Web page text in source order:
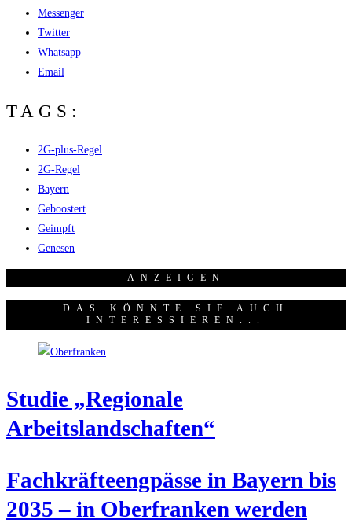
Messenger
Twitter
Whatsapp
Email
TAGS:
2G-plus-Regel
2G-Regel
Bayern
Geboostert
Geimpft
Genesen
ANZEI­GEN
DAS KÖNNTE SIE AUCH
INTERESSIEREN...
Stu­die „Regio­na­le
Arbeitslandschaften“
Fach­kräf­te­eng­päs­se in Bay­ern bis
2035 – in Ober­fran­ken wer­den